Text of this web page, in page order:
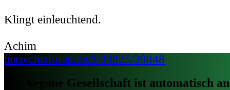
Klingt einleuchtend.
Achim
tierrechtsforen.de/5/39825/39848
Re: Vegane Gesellschaft ist automatisch